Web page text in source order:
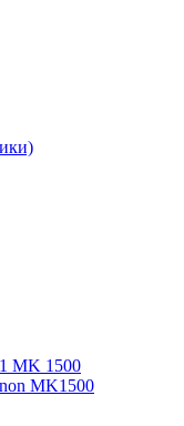
MK1500